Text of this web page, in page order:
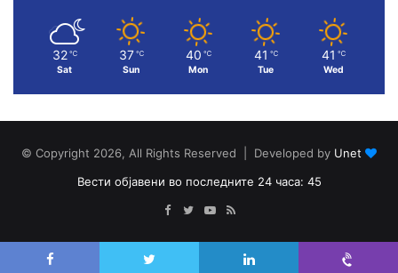
32 ℃
Sat
37 ℃
Sun
40 ℃
Mon
41 ℃
Tue
41 ℃
Wed
© Copyright 2026, All Rights Reserved | Developed by Unet
Вести објавени во последните 24 часа: 45
Facebook
TwitterYouTube
RSS